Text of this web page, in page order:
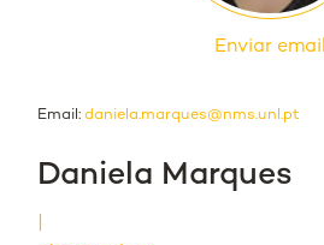
Enviar email
Email: daniela.marques@nms.unl.pt
Daniela Marques